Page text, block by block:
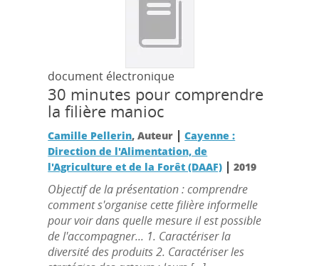
document électronique
30 minutes pour comprendre
la filière manioc
Camille Pellerin, Auteur |Cayenne :
Direction de l'Alimentation, de
l'Agriculture et de la Forêt (DAAF) |2019
Objectif de la présentation : comprendre
comment s'organise cette filière informelle
pour voir dans quelle mesure il est possible
de l'accompagner... 1. Caractériser la
diversité des produits 2. Caractériser les